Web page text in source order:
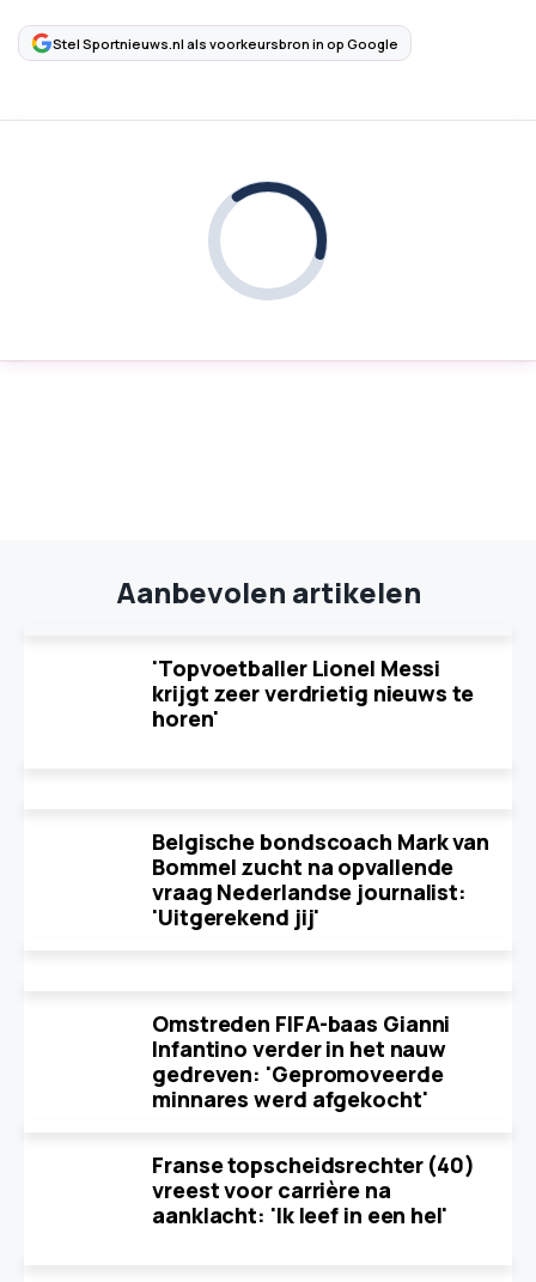
Stel Sportnieuws.nl als voorkeursbron in op Google
Aanbevolen artikelen
'Topvoetballer Lionel Messi
krijgt zeer verdrietig nieuws te
horen'
Belgische bondscoach Mark van
Bommel zucht na opvallende
vraag Nederlandse journalist:
'Uitgerekend jij'
Omstreden FIFA-baas Gianni
Infantino verder in het nauw
gedreven: 'Gepromoveerde
minnares werd afgekocht'
Franse topscheidsrechter (40)
vreest voor carrière na
aanklacht: 'Ik leef in een hel'